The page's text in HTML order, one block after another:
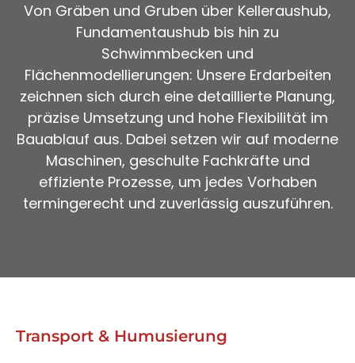
Von Gräben und Gruben über Kelleraushub,
Fundamentaushub bis hin zu
Schwimmbecken und
Flächenmodellierungen: Unsere Erdarbeiten
zeichnen sich durch eine detaillierte Planung,
präzise Umsetzung und hohe Flexibilität im
Bauablauf aus. Dabei setzen wir auf moderne
Maschinen, geschulte Fachkräfte und
effiziente Prozesse, um jedes Vorhaben
termingerecht und zuverlässig auszuführen.
Transport & Humusierung